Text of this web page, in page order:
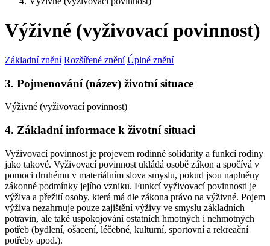
Výživné (vyživovací povinnost)
Základní znění Rozšířené znění Úplné znění
3. Pojmenování (název) životní situace
Výživné (vyživovací povinnost)
4. Základní informace k životní situaci
Vyživovací povinnost je projevem rodinné solidarity a funkcí rodiny
jako takové. Vyživovací povinnost ukládá osobě zákon a spočívá v
pomoci druhému v materiálním slova smyslu, pokud jsou naplněny
zákonné podmínky jejího vzniku. Funkcí vyživovací povinnosti je
výživa a přežití osoby, která má dle zákona právo na výživné. Pojem
výživa nezahrnuje pouze zajištění výživy ve smyslu základních
potravin, ale také uspokojování ostatních hmotných i nehmotných
potřeb (bydlení, ošacení, léčebné, kulturní, sportovní a rekreační
potřeby apod.).